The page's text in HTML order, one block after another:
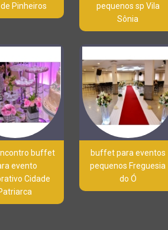
Pinheiros
pequenos sp Vila
Sônia
buffet
evento
Cidade
buffet para eventos
pequenos Freguesia
do Ó